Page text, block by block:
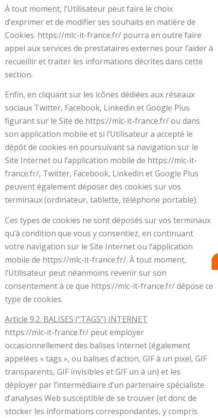
À tout moment, l’Utilisateur peut faire le choix
d’exprimer et de modifier ses souhaits en matière de
Cookies. https://mlc-it-france.fr/ pourra en outre faire
appel aux services de prestataires externes pour l’aider à
recueillir et traiter les informations décrites dans cette
section.
Enfin, en cliquant sur les icônes dédiées aux réseaux
sociaux Twitter, Facebook, Linkedin et Google Plus
figurant sur le Site de https://mlc-it-france.fr/ ou dans
son application mobile et si l’Utilisateur a accepté le
dépôt de cookies en poursuivant sa navigation sur le
Site Internet ou l’application mobile de https://mlc-it-
france.fr/, Twitter, Facebook, Linkedin et Google Plus
peuvent également déposer des cookies sur vos
terminaux (ordinateur, tablette, téléphone portable).
Ces types de cookies ne sont déposés sur vos terminaux
qu’à condition que vous y consentiez, en continuant
votre navigation sur le Site Internet ou l’application
mobile de https://mlc-it-france.fr/. À tout moment,
l’Utilisateur peut néanmoins revenir sur son
consentement à ce que https://mlc-it-france.fr/ dépose ce
type de cookies.
Article 9.2. BALISES (“TAGS”) INTERNET
https://mlc-it-france.fr/ peut employer
occasionnellement des balises Internet (également
appelées « tags », ou balises d’action, GIF à un pixel, GIF
transparents, GIF invisibles et GIF un à un) et les
déployer par l’intermédiaire d’un partenaire spécialiste
d’analyses Web susceptible de se trouver (et donc de
stocker les informations correspondantes, y compris